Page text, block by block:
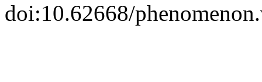
doi:10.62668/